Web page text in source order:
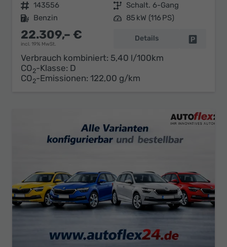
Fahrzeugnr. 143556 Getriebe Schalt. 6-Gang
Kraftstoff Benzin Leistung 85 kW (116 PS)
22.309,– €
incl. 19% MwSt.
Details
Verbrauch kombiniert: 5,40 l/100km
CO2-Klasse: D
CO2-Emissionen: 122,00 g/km